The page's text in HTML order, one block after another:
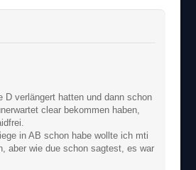
D verlängert hatten und dann schon
clear bekommen haben,
in AB schon habe wollte ich mti
aber wie due schon sagtest, es war